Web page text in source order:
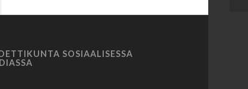
SOSIAALISESSA